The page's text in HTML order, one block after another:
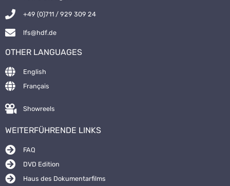
+49 (0)711 / 929 309 24
lfs@hdf.de
OTHER LANGUAGES
English
Français
Showreels
WEITERFÜHRENDE LINKS
FAQ
DVD Edition
Haus des Dokumentarfilms